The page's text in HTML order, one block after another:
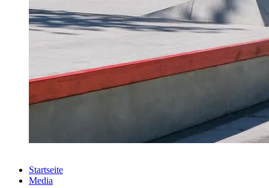
Startseite
Media